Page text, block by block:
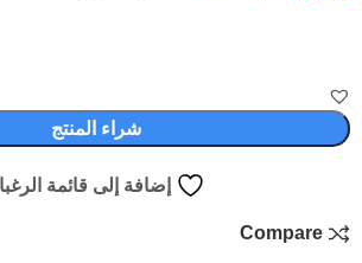
شراء المنتج
إضافة إلى قائمة
Compare